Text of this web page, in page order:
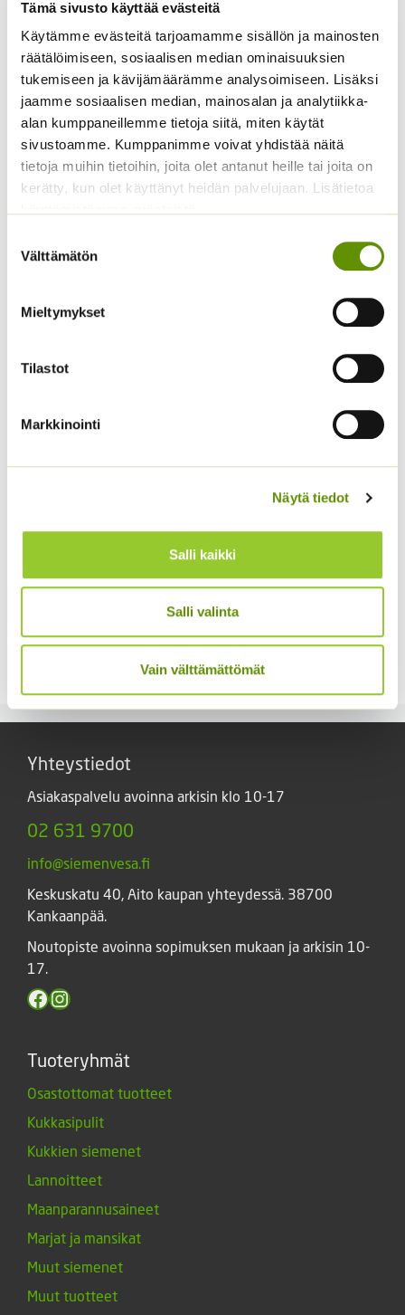
Tämä sivusto käyttää evästeitä
Käytämme evästeitä tarjoamamme sisällön ja mainosten
räätälöimiseen, sosiaalisen median ominaisuuksien
tukemiseen ja kävijämäärämme analysoimiseen. Lisäksi
jaamme sosiaalisen median, mainosalan ja analytiikka-
alan kumppaneillemme tietoja siitä, miten käytät
sivustoamme. Kumppanimme voivat yhdistää näitä
tietoja muihin tietoihin, joita olet antanut heille tai joita on
kerätty, kun olet käyttänyt heidän palvelujaan. Lisätietoa
valinta
Välttämätön
Mieltymykset
Tilastot
Markkinointi
Näytä tiedot
Salli kaikki
Salli valinta
Vain välttämättömät
Jättipoimulehti Thriller
3,50€ – 14,00 €Hintaluokka:
3,50 €
-
14,00 €
Sisältää
arvonlisäveron
Tuntokasvi / Mimosa
2,90€ – 6,50€Hintaluokka:
2,90 €
-
6,50 €
Sisältää
arvonlisäveron
Tarhakukonkannus
sekoitus
Alppiasteri Sekoitus
Hintaluokka:
5,00 €
2,90€ Sisältää arvonlisäveron
Siperianunikko Garden
Gnome 250 s
17,50€
Yhteystiedot
Asiakaspalvelu avoinna arkisin klo 10-17
02 631 9700
info@siemenvesa.fi
Keskuskatu 40, Aito kaupan yhteydessä. 38700
Kankaanpää.
Noutopiste avoinna sopimuksen mukaan ja arkisin 10-
17.
Facebook
Instagram
Tuoteryhmät
Osastottomat tuotteet
Kukkasipulit
Kukkien siemenet
Lannoitteet
Maanparannusaineet
Marjat ja mansikat
Muut siemenet
Muut tuotteet